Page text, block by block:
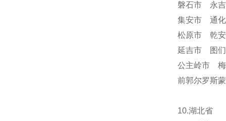
磐石市 永
集安市 通
松原市 乾
延吉市 图
公主岭市
前郭尔罗斯
10.湖北省